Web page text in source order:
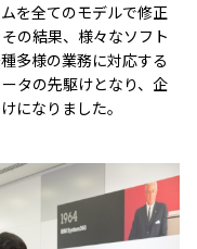
を全てのモデルで修正
の結果、様々なソフト
多様の業務に対応する
タの先駆けとなり、企
になりました。